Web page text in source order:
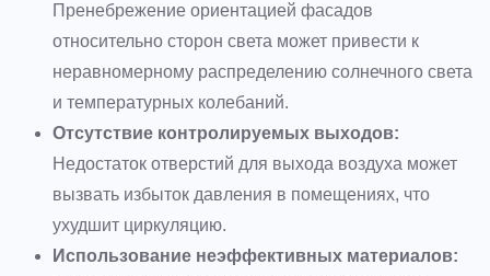
Пренебрежение ориентацией фасадов
относительно сторон света может привести к
неравномерному распределению солнечного света
и температурных колебаний.
Отсутствие контролируемых выходов:
Недостаток отверстий для выхода воздуха может
вызвать избыток давления в помещениях, что
ухудшит циркуляцию.
Использование неэффективных материалов: